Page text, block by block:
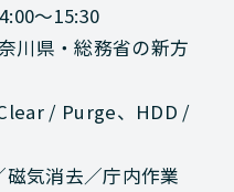
～15:30
川県・総務省の新方
/ Purge、HDD /
気消去／庁内作業